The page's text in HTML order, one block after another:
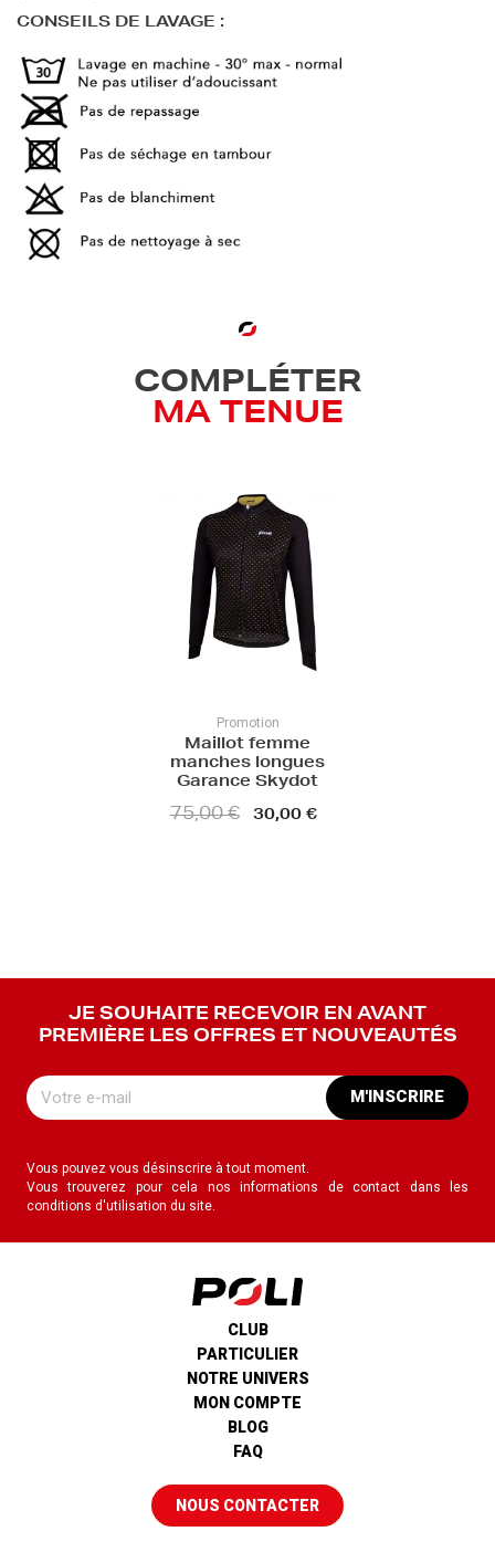
CONSEILS DE LAVAGE :
COMPLÉTER
MA TENUE
Promotion
Maillot femme
manches longues
Garance Skydot
75,00 € 30,00 €
JE SOUHAITE RECEVOIR EN AVANT
PREMIÈRE LES OFFRES ET NOUVEAUTÉS
M'INSCRIRE
Vous pouvez vous désinscrire à tout moment.
Vous trouverez pour cela nos informations de contact dans les
conditions d'utilisation du site.
CLUB
PARTICULIER
NOTRE UNIVERS
MON COMPTE
BLOG
FAQ
NOUS CONTACTER